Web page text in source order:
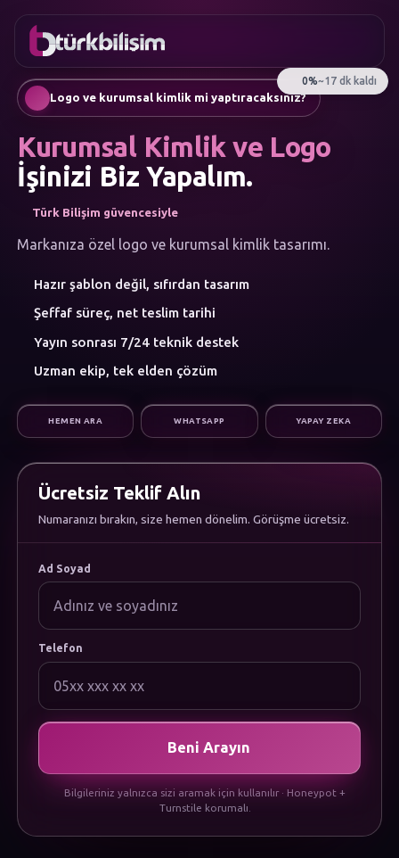
FAVORILER
Mobil Uygulama
AI Chatbot & Müşteri Asistanları
Sosyal Medya Yönetimi
Google Ads & Performans Pazarlaması
E-Ticaret
Yapay Zeka
Atölye
KATEGORILERI
Web Yazılım
Mobil Uygulama
Dijital Pazarlama
Hakkımızda
Kariyer
Dökümanlar
Uygulamamızı İndirin
Gizlilik Politikası
Çerez Politikası
Kullanım Koşulları
0216
755 3
555 Logo ve kurumsal kimlik mi yaptıracaksınız?
Kurumsal Kimlik ve Logo
İşinizi Biz Yapalım.
Türk Bilişim güvencesiyle
Markanıza özel logo ve kurumsal kimlik tasarımı.
Hazır şablon değil, sıfırdan tasarım
Şeffaf süreç, net teslim tarihi
Yayın sonrası 7/24 teknik destek
Uzman ekip, tek elden çözüm
HEMEN ARA WHATSAPP YAPAY ZEKA
Ücretsiz Teklif Alın
Numaranızı bırakın, size hemen dönelim. Görüşme ücretsiz.
Ad Soyad
Telefon
Beni Arayın
Bilgileriniz yalnızca sizi aramak için kullanılır · Honeypot +
Turnstile korumalı.